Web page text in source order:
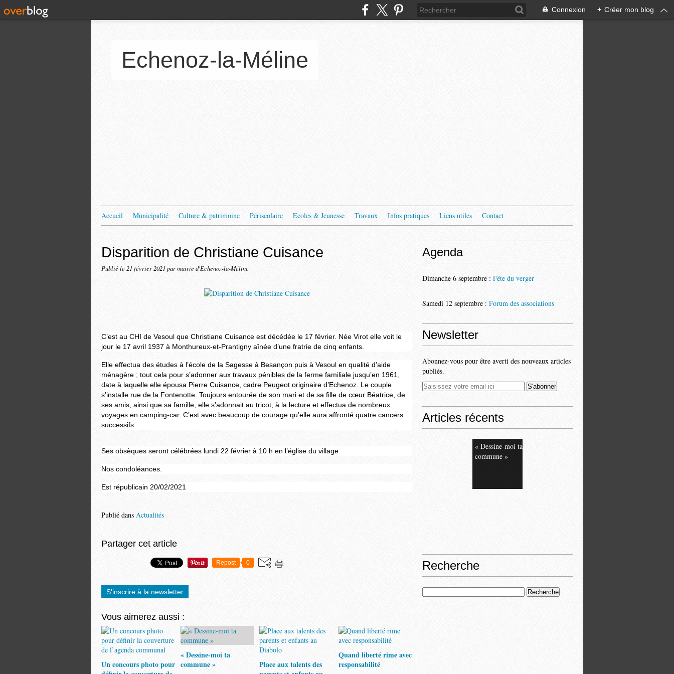
Connexion + Créer mon blog
Echenoz-la-Méline
Accueil Municipalité Culture & patrimoine Périscolaire Ecoles & Jeunesse Travaux Infos pratiques Liens utiles Contact
Disparition de Christiane Cuisance
Publié le 21 février 2021par mairie d'Echenoz-la-Méline
C’est au CHI de Vesoul que Christiane Cuisance est décédée le 17 février. Née Virot elle voit le
jour le 17 avril 1937 à Monthureux-et-Prantigny aînée d’une fratrie de cinq enfants.
Elle effectua des études à l’école de la Sagesse à Besançon puis à Vesoul en qualité d’aide
ménagère ; tout cela pour s’adonner aux travaux pénibles de la ferme familiale jusqu’en 1961,
date à laquelle elle épousa Pierre Cuisance, cadre Peugeot originaire d’Echenoz. Le couple
s’installe rue de la Fontenotte. Toujours entourée de son mari et de sa fille de cœur Béatrice, de
ses amis, ainsi que sa famille, elle s’adonnait au tricot, à la lecture et effectua de nombreux
voyages en camping-car. C’est avec beaucoup de courage qu’elle aura affronté quatre cancers
successifs.
Ses obsèques seront célébrées lundi 22 février à 10 h en l’église du village.
Nos condoléances.
Est républicain 20/02/2021
Publié dans Actualités
Partager cet article
Repost 0
S'inscrire à la newsletter
Vous aimerez aussi :
Un concours photo pour
« Dessine-moi ta
commune »
Place aux talents des
Quand liberté rime avec
responsabilité
Agenda
Dimanche 6 septembre : Fête du verger
Samedi 12 septembre : Forum des associations
Newsletter
Abonnez-vous pour être averti des nouveaux articles
publiés.
Articles récents
« Dessine-moi ta
commune »
Recherche